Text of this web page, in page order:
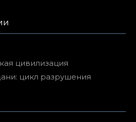
цивилизация
цикл разрушения